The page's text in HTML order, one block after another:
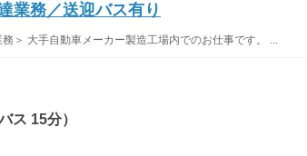
業務／送迎バス有り
＞ 大手自動車メーカー製造工場内でのお仕事です。 ...
ス 15分）